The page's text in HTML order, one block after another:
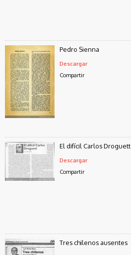
Pedro Sienna
Descargar
Compartir
El difícil Carlos Droguett
Descargar
Compartir
Tres chilenos ausentes